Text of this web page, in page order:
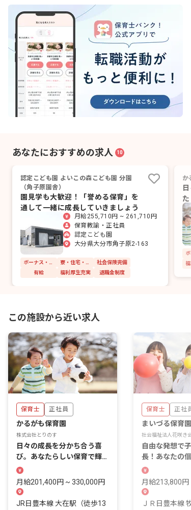
あなたにおすすめの求人 10
認定こども園 よいこの森こども園 分園
（角子原園舎）
園見学も大歓迎！「誉める保育」を
通して一緒に成長していきましょう
月給255,710円 ~ 261,710円
保育教諭・正社員
認定こども園
大分県大分市角子原2-163
社会保険完備
有給
福利厚生充実 退職金制度
か
ょ
福
この施設から近い求人
保育士 正社員
かるがも保育園
株式会社とりのす
日々の成長を分かち合う喜
び。あなたらしい保育で輝く
毎日を送りましょう。
月給201,400円 ~ 330,000円
JR日豊本線 大在駅（徒歩13
保育士 正社員
まいづる保育園
社会福祉法人花咲き会
自由な発想で
長！あなたの
を始めませんか
月給213,800
ＪＲ日豊本線